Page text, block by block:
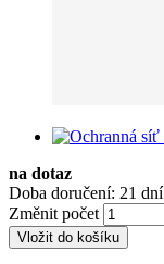
na dotaz
Doba doručení: 21 dní
Změnit počet
Vložit do košíku